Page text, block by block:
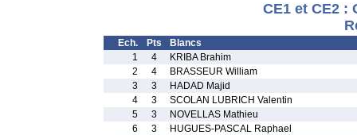
CE1 et CE2 :
Ech. Pts
Blancs
1
4
KRIBA Brahim
2
4
BRASSEUR William
3
3
HADAD Majid
4
3
SCOLAN LUBRICH Valentin
5
3
NOVELLAS Mathieu
6
3
HUGUES-PASCAL Raphael